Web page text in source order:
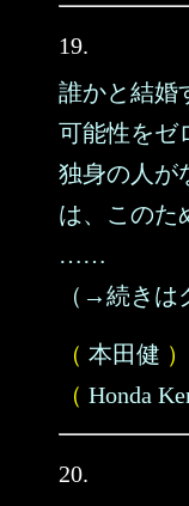
19.
誰かと結婚
可能性をゼ
独身の人が
は、このた
……
（→続きは
（ 本田健 ）
（ Honda
20.